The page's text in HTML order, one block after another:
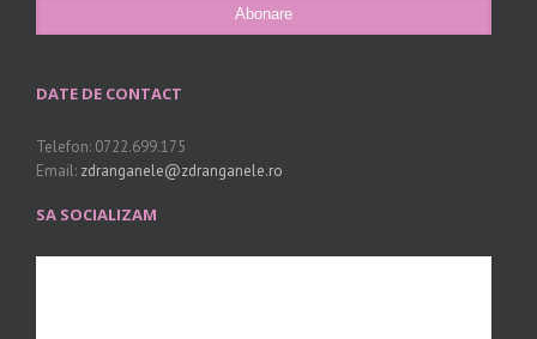
DATE DE CONTACT
Telefon: 0722.699.175
Email: zdranganele@zdranganele.ro
SA SOCIALIZAM